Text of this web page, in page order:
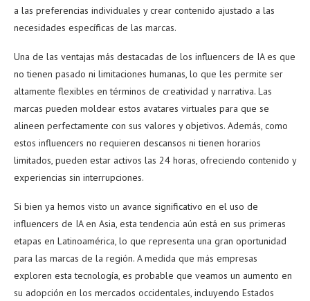
a las preferencias individuales y crear contenido ajustado a las
necesidades específicas de las marcas.
Una de las ventajas más destacadas de los influencers de IA es que
no tienen pasado ni limitaciones humanas, lo que les permite ser
altamente flexibles en términos de creatividad y narrativa. Las
marcas pueden moldear estos avatares virtuales para que se
alineen perfectamente con sus valores y objetivos. Además, como
estos influencers no requieren descansos ni tienen horarios
limitados, pueden estar activos las 24 horas, ofreciendo contenido y
experiencias sin interrupciones.
Si bien ya hemos visto un avance significativo en el uso de
influencers de IA en Asia, esta tendencia aún está en sus primeras
etapas en Latinoamérica, lo que representa una gran oportunidad
para las marcas de la región. A medida que más empresas
exploren esta tecnología, es probable que veamos un aumento en
su adopción en los mercados occidentales, incluyendo Estados